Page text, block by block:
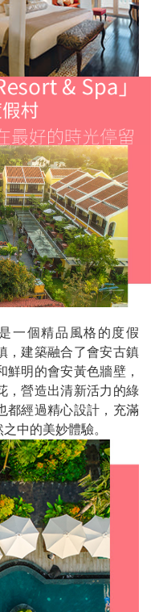
一個精品風格的度假
，建築融合了會安古鎮
明的會安黃色牆壁，
，營造出清新活力的綠
都經過精心設計，充滿
中的美妙體驗。